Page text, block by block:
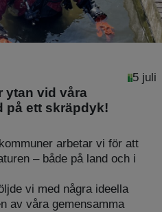
5 juli
ytan vid våra
på ett skräpdyk!
arbetar vi för att
– både på land och i
vi med några ideella
av våra gemensamma